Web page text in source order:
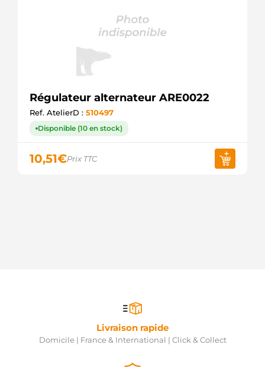
Régulateur alternateur ARE0022
Ref. AtelierD : 510497
Disponible (10 en stock)
10,51€Prix TTC
Livraison rapide
Domicile | France & International | Click & Collect